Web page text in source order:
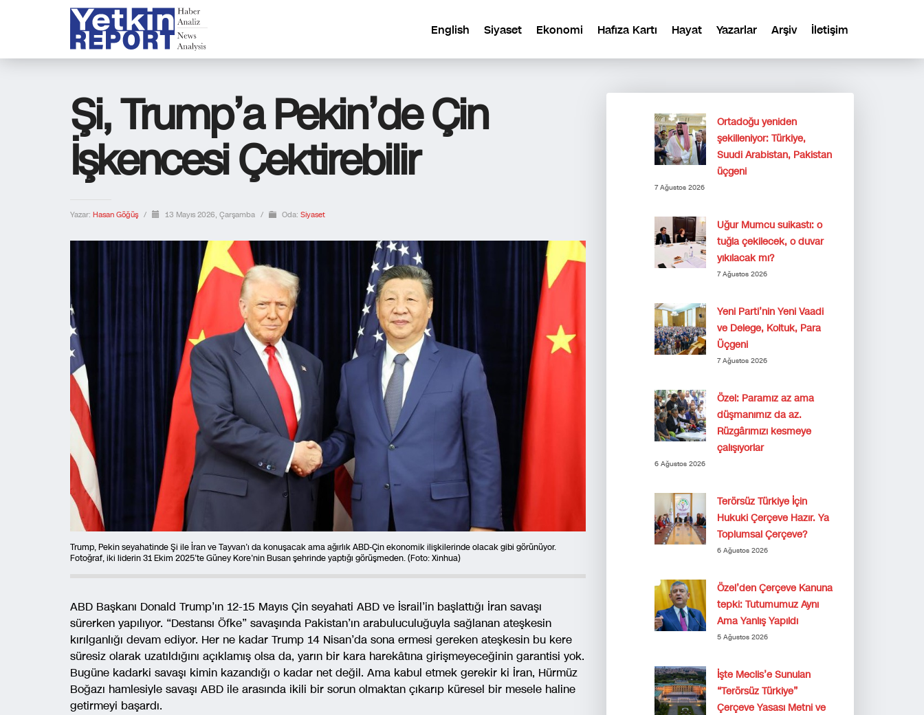
English Siyaset Ekonomi Hafıza Kartı Hayat Yazarlar Arşiv İletişim
Şi, Trump’a Pekin’de Çin
İşkencesi Çektirebilir
Yazar: Hasan Göğüş / 13 Mayıs 2026, Çarşamba / Oda: Siyaset
Trump, Pekin seyahatinde Şi ile İran ve Tayvan’ı da konuşacak ama ağırlık ABD-Çin ekonomik ilişkilerinde olacak gibi görünüyor.
Fotoğraf, iki liderin 31 Ekim 2025’te Güney Kore’nin Busan şehrinde yaptığı görüşmeden. (Foto: Xinhua)
ABD Başkanı Donald Trump’ın 12-15 Mayıs Çin seyahati ABD ve İsrail’in başlattığı İran savaşı
sürerken yapılıyor. “Destansı Öfke” savaşında Pakistan’ın arabuluculuğuyla sağlanan ateşkesin
kırılganlığı devam ediyor. Her ne kadar Trump 14 Nisan’da sona ermesi gereken ateşkesin bu kere
süresiz olarak uzatıldığını açıklamış olsa da, yarın bir kara harekâtına girişmeyeceğinin garantisi yok.
Bugüne kadarki savaşı kimin kazandığı o kadar net değil. Ama kabul etmek gerekir ki İran, Hürmüz
Boğazı hamlesiyle savaşı ABD ile arasında ikili bir sorun olmaktan çıkarıp küresel bir mesele haline
getirmeyi başardı.
Ortadoğu yeniden
şekilleniyor: Türkiye,
Suudi Arabistan, Pakistan
üçgeni
7 Ağustos 2026
Uğur Mumcu suikastı: o
tuğla çekilecek, o duvar
yıkılacak mı?
7 Ağustos 2026
Yeni Parti’nin Yeni Vaadi
ve Delege, Koltuk, Para
Üçgeni
7 Ağustos 2026
Özel: Paramız az ama
düşmanımız da az.
Rüzgârımızı kesmeye
çalışıyorlar
6 Ağustos 2026
Terörsüz Türkiye İçin
Hukuki Çerçeve Hazır. Ya
Toplumsal Çerçeve?
6 Ağustos 2026
Özel’den Çerçeve Kanuna
tepki: Tutumumuz Aynı
Ama Yanlış Yapıldı
5 Ağustos 2026
İşte Meclis’e Sunulan
“Terörsüz Türkiye”
Çerçeve Yasası Metni ve